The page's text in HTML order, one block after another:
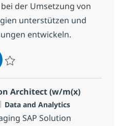
der Umsetzung von
unterstützen und
entwickeln.
Finance Transformation
Architect (w/m(x)
Categoria
Data and Analytics
SAP Solution